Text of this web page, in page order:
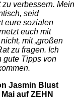
verbessern. Mein
seid
eure sozialen
euch mit
mit „großen
zu fragen. Ich
gute Tipps von
Jasmin Blust
auf ZEHN